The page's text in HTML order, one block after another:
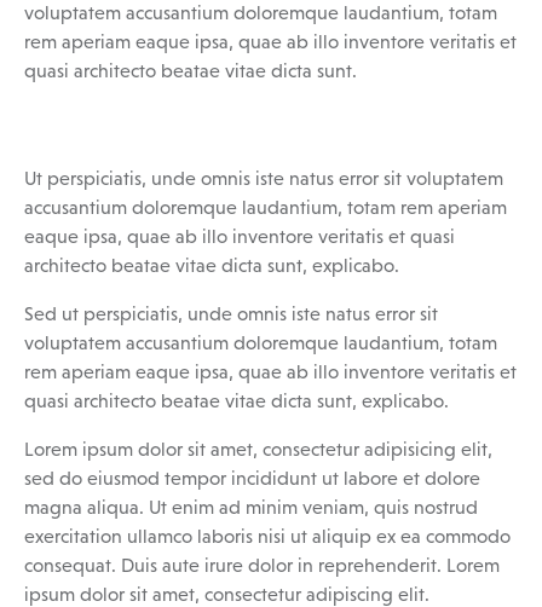
voluptatem accusantium doloremque laudantium, totam
rem aperiam eaque ipsa, quae ab illo inventore veritatis et
quasi architecto beatae vitae dicta sunt.
Ut perspiciatis, unde omnis iste natus error sit voluptatem
accusantium doloremque laudantium, totam rem aperiam
eaque ipsa, quae ab illo inventore veritatis et quasi
architecto beatae vitae dicta sunt, explicabo.
Sed ut perspiciatis, unde omnis iste natus error sit
voluptatem accusantium doloremque laudantium, totam
rem aperiam eaque ipsa, quae ab illo inventore veritatis et
quasi architecto beatae vitae dicta sunt, explicabo.
Lorem ipsum dolor sit amet, consectetur adipisicing elit,
sed do eiusmod tempor incididunt ut labore et dolore
magna aliqua. Ut enim ad minim veniam, quis nostrud
exercitation ullamco laboris nisi ut aliquip ex ea commodo
consequat. Duis aute irure dolor in reprehenderit. Lorem
ipsum dolor sit amet, consectetur adipiscing elit.